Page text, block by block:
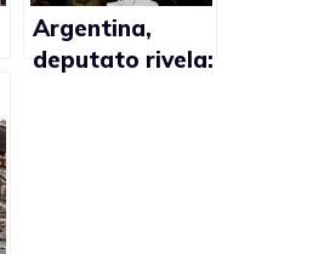
Argentina,
deputato rivela: